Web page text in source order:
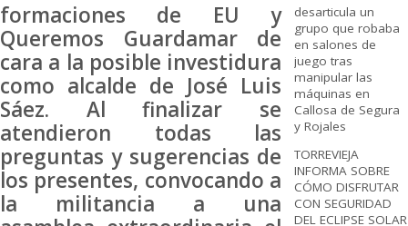
formaciones de EU y
Queremos Guardamar de
cara a la posible investidura
como alcalde de José Luis
Sáez. Al finalizar se
atendieron todas las
preguntas y sugerencias de
los presentes, convocando a
la militancia a una
desarticula un
grupo que robaba
en salones de
juego tras
manipular las
máquinas en
Callosa de Segura
y Rojales
TORREVIEJA
INFORMA SOBRE
CÓMO DISFRUTAR
CON SEGURIDAD
DEL ECLIPSE SOLAR